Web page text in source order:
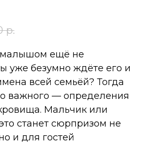
р.
малышом ещё не
уже безумно ждёте его и
всей семьёй? Тогда
важного — определения
Мальчик или
станет сюрпризом не
и для гостей